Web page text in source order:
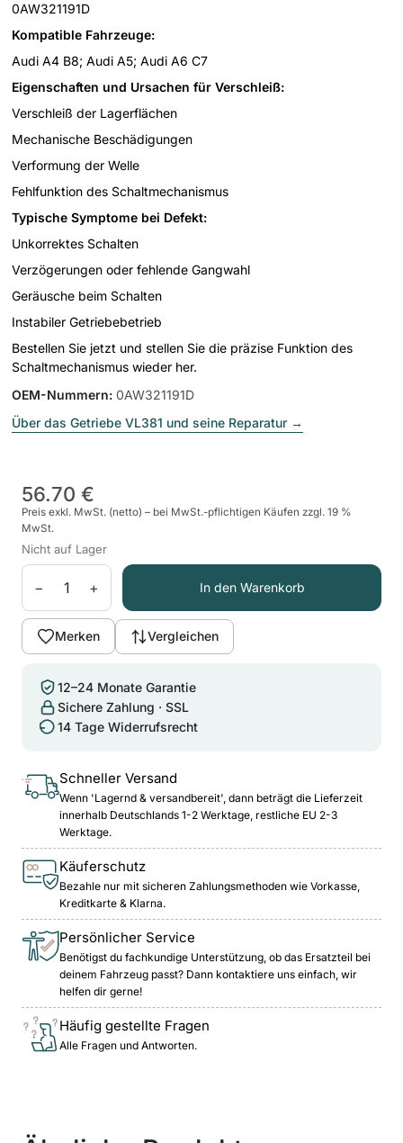
0AW321191D
Kompatible Fahrzeuge:
Audi A4 B8; Audi A5; Audi A6 C7
Eigenschaften und Ursachen für Verschleiß:
Verschleiß der Lagerflächen
Mechanische Beschädigungen
Verformung der Welle
Fehlfunktion des Schaltmechanismus
Typische Symptome bei Defekt:
Unkorrektes Schalten
Verzögerungen oder fehlende Gangwahl
Geräusche beim Schalten
Instabiler Getriebebetrieb
Bestellen Sie jetzt und stellen Sie die präzise Funktion des
Schaltmechanismus wieder her.
OEM-Nummern: 0AW321191D
Über das Getriebe VL381 und seine Reparatur →
56.70 €
Preis exkl. MwSt. (netto) – bei MwSt.-pflichtigen Käufen zzgl. 19 %
MwSt.
Nicht auf Lager
− + In den Warenkorb
Merken Vergleichen
12–24 Monate Garantie
Sichere Zahlung · SSL
14 Tage Widerrufsrecht
Schneller Versand
Wenn 'Lagernd & versandbereit', dann beträgt die Lieferzeit
innerhalb Deutschlands 1-2 Werktage, restliche EU 2-3
Werktage.
Käuferschutz
Bezahle nur mit sicheren Zahlungsmethoden wie Vorkasse,
Kreditkarte & Klarna.
Persönlicher Service
Benötigst du fachkundige Unterstützung, ob das Ersatzteil bei
deinem Fahrzeug passt? Dann kontaktiere uns einfach, wir
helfen dir gerne!
Häufig gestellte Fragen
Alle Fragen und Antworten.